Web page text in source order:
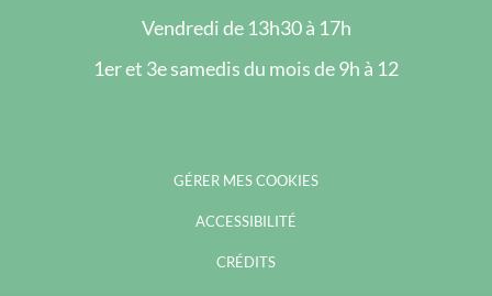
Vendredi de 13h30 à 17h
1er et 3e samedis du mois de 9h à 12
GÉRER MES COOKIES
ACCESSIBILITÉ
CRÉDITS